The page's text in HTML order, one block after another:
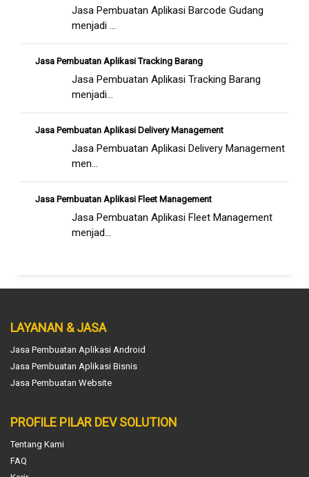
Jasa Pembuatan Aplikasi Barcode Gudang
menjadi ...
Jasa Pembuatan Aplikasi Tracking Barang
Jasa Pembuatan Aplikasi Tracking Barang
menjadi...
Jasa Pembuatan Aplikasi Delivery Management
Jasa Pembuatan Aplikasi Delivery Management
men...
Jasa Pembuatan Aplikasi Fleet Management
Jasa Pembuatan Aplikasi Fleet Management
menjad...
LAYANAN & JASA
Jasa Pembuatan Aplikasi Android
Jasa Pembuatan Aplikasi Bisnis
Jasa Pembuatan Website
PROFILE PILAR DEV SOLUTION
Tentang Kami
FAQ